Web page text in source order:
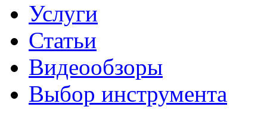
Услуги
Статьи
Видеообзоры
Выбор инструмента